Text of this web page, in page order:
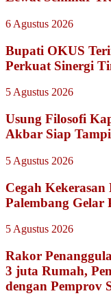
6 Agustus 2026
Bupati OKUS
Perkuat Sinergi
5 Agustus 2026
Usung Filosofi
Akbar Siap
5 Agustus 2026
Cegah Kekerasan
Palembang Gelar
5 Agustus 2026
Rakor
3 juta Rumah,
dengan Pemprov